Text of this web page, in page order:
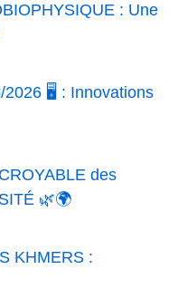
: Une
2026 🖥️ : Innovations
des
🌿🌍
KHMERS :